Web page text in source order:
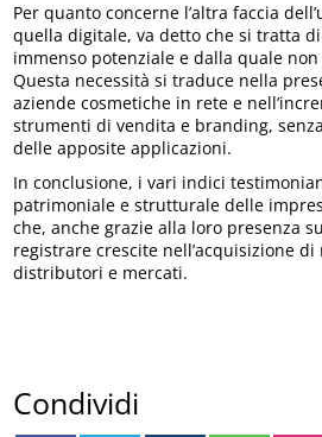
Per quanto concerne l’altra faccia
quella digitale, va detto che si tratta
immenso potenziale e dalla quale
Questa necessità si traduce nella
aziende cosmetiche in rete e
strumenti di vendita e branding,
delle apposite applicazioni.
In conclusione, i vari indici
patrimoniale e strutturale delle
che, anche grazie alla loro presenza
registrare crescite nell’acquisizione
distributori e mercati.
Condividi